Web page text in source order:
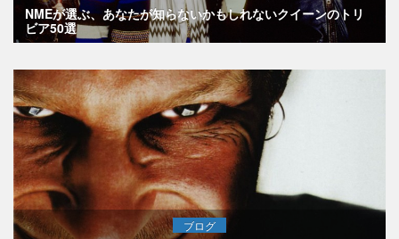
NMEが選ぶ、あなたが知らないかもしれないクイーンのトリ
ビア50選
ブログ